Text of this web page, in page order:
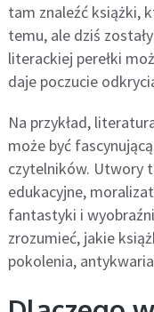
tam znaleźć książki,
temu, ale dziś
literackiej perełki
daje poczucie
Na przykład,
może być
czytelników. Utwory
edukacyjne,
fantastyki i
zrozumieć, jakie
pokolenia,